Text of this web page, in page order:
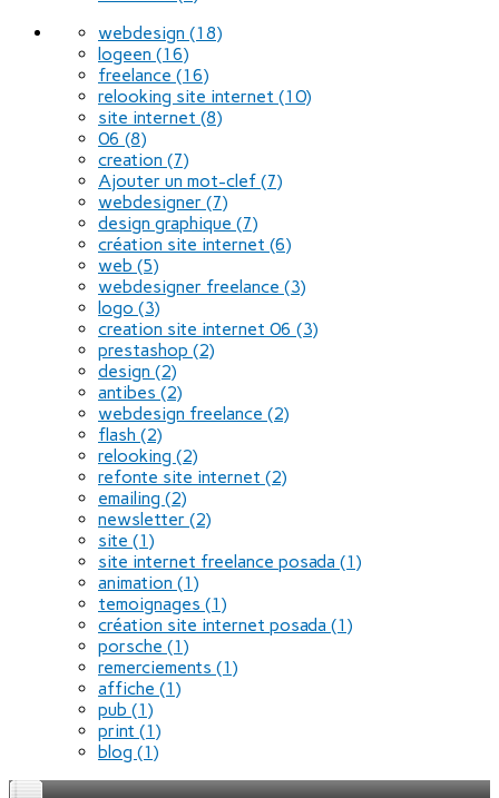
webdesign (18)
logeen (16)
freelance (16)
relooking site internet (10)
site internet (8)
06 (8)
creation (7)
Ajouter un mot-clef (7)
webdesigner (7)
design graphique (7)
création site internet (6)
web (5)
webdesigner freelance (3)
logo (3)
creation site internet 06 (3)
prestashop (2)
design (2)
antibes (2)
webdesign freelance (2)
flash (2)
relooking (2)
refonte site internet (2)
emailing (2)
newsletter (2)
site (1)
site internet freelance posada (1)
animation (1)
temoignages (1)
création site internet posada (1)
porsche (1)
remerciements (1)
affiche (1)
pub (1)
print (1)
blog (1)